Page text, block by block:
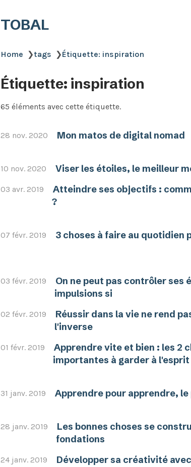
TOBAL
Home ❯tags ❯Étiquette: inspiration
Étiquette: inspiration
65 éléments avec cette étiquette.
28 nov. 2020 Mon matos de digital nomad
10 nov. 2020 Viser les étoiles, le meilleur
03 avr. 2019
Atteindre ses objectifs :
?
07 févr. 2019 3 choses à faire au quotidien
03 févr. 2019
On ne peut pas contrôler ses
impulsions si
02 févr. 2019
Réussir dans la vie ne rend
l'inverse
01 févr. 2019
Apprendre vite et bien : les 2
importantes à garder à l'esprit
31 janv. 2019 Apprendre pour apprendre,
28 janv. 2019
Les bonnes choses se
fondations
24 janv. 2019 Développer sa créativité avec